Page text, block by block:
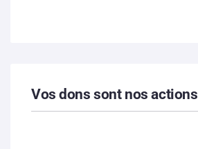
Vos dons sont nos actions